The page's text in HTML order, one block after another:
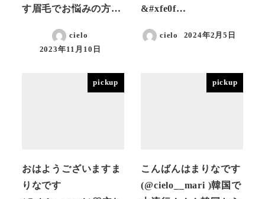
す眉毛でお悩みの方…
cielo
投稿日
2023年11月10日
&#xfe0f…
cielo
投稿日
2024年2月5日
pickup
おはようございますま
りなです
pickup
こんばんはまりなです
(@cielo__mari )韓国で